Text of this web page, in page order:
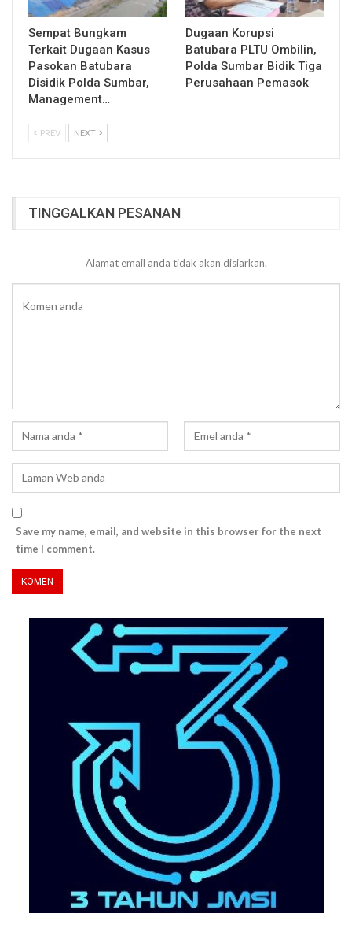
Sempat Bungkam
Terkait Dugaan Kasus
Pasokan Batubara
Disidik Polda Sumbar,
Management…
Dugaan Korupsi
Batubara PLTU Ombilin,
Polda Sumbar Bidik Tiga
Perusahaan Pemasok
PREV NEXT
TINGGALKAN PESANAN
Alamat email anda tidak akan disiarkan.
Save my name, email, and website in this browser for the next
time I comment.